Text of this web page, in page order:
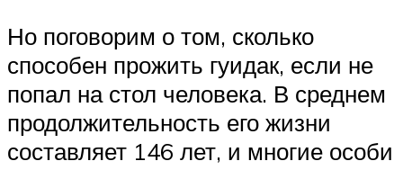
Но поговорим о том, сколько
способен прожить гуидак, если не
попал на стол человека. В среднем
продолжительность его жизни
составляет 146 лет, и многие особи